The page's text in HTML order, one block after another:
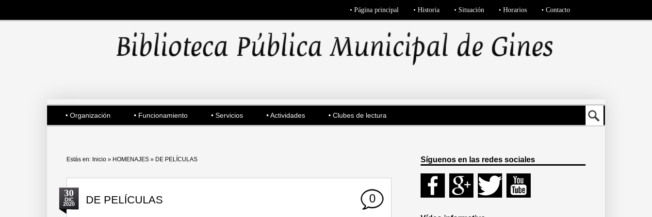
• Página principal • Historia • Situación • Horarios • Contacto
• Organización • Funcionamiento • Servicios • Actividades • Clubes de lectura
Estás en: Inicio » HOMENAJES » DE PELÍCULAS
30
DIC
2020 0
DE PELÍCULAS
Síguenos en las redes sociales